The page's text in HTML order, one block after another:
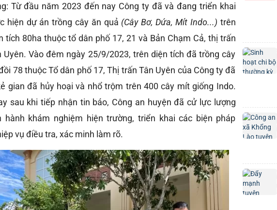
Từ đầu năm 2023 đến nay Công ty đã và đang triển khai
hiện dự án trồng cây ăn quả (Cây Bơ, Dứa, Mít Indo...) trên
tích 80ha thuộc tổ dân phố 17, 21 và Bản Chạm Cả, thị trấn
Uyên. Vào đêm ngày 25/9/2023, trên diện tích đã trồng cây
78 thuộc Tổ dân phố 17, Thị trấn Tân Uyên của Công ty đã
gian đã hủy hoại và nhổ trộm trên 400 cây mít giống Indo.
sau khi tiếp nhận tin báo, Công an huyện đã cử lực lượng
hành khám nghiệm hiện trường, triển khai các biện pháp
vụ điều tra, xác minh làm rõ.